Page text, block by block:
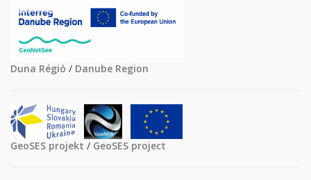
Duna Régió / Danube Region
GeoSES projekt / GeoSES project